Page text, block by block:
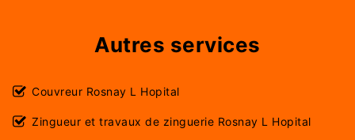
Autres services
Couvreur Rosnay L Hopital
Zingueur et travaux de zinguerie Rosnay L Hopital